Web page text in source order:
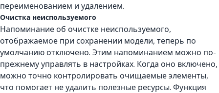
переименованием и удалением.
Очистка неиспользуемого
Напоминание об очистке неиспользуемого,
отображаемое при сохранении модели, теперь по
умолчанию отключено. Этим напоминанием можно по-
прежнему управлять в настройках. Когда оно включено,
можно точно контролировать очищаемые элементы,
что помогает не удалить полезные ресурсы. Функция